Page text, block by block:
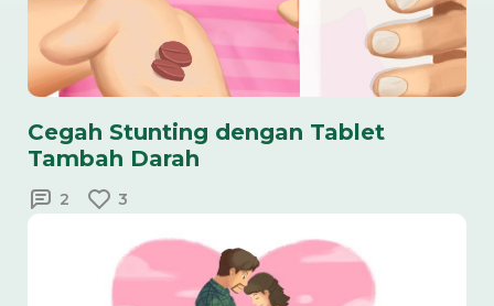
Cegah Stunting dengan Tablet
Tambah Darah
2 3